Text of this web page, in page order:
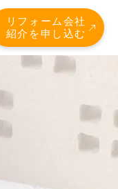
リフォーム会社
紹介を申し込む